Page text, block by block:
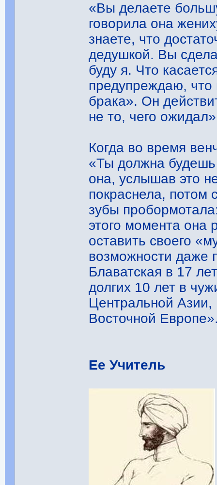
«Вы делаете
говорила она
знаете, что
дедушкой. Вы
буду я. Что
предупреждаю, что
брака». Он
не то, чего
Когда во время
«Ты должна будешь
она, услышав это
покраснела, потом
зубы
этого момента она
оставить своего
возможности даже
Блаватская в 17
долгих 10 лет в
Центральной
Восточной
Ее Учитель